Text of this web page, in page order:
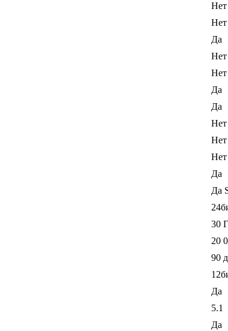
Нет
Нет
Да
Нет
Нет
Да
Да
Нет
Нет
Нет
Да
Да
30
20
90
Да
5.1
Да